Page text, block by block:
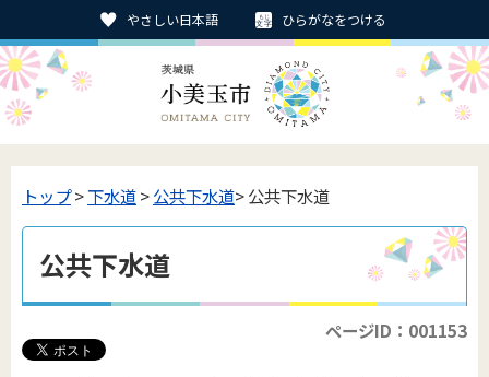
やさしい日本語 ひらがなをつける
トップ>下水道>公共下水道> 公共下水道
公共下水道
ページID：001153